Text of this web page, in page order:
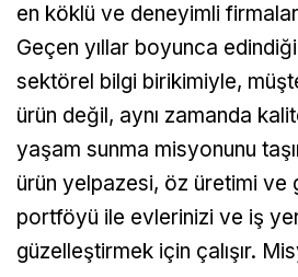
en köklü ve deneyimli
Geçen yıllar boyunca
sektörel bilgi birikimiyle,
ürün değil, aynı zamanda
yaşam sunma misyonunu
ürün yelpazesi, öz üretimi ve
portföyü ile evlerinizi ve iş
güzelleştirmek için çalışır.